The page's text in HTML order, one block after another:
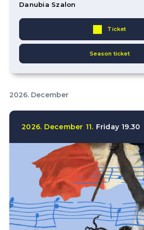
Danubia Szalon
Ticket
Season ticket
2026. December
2026. December 11. Friday 19.30